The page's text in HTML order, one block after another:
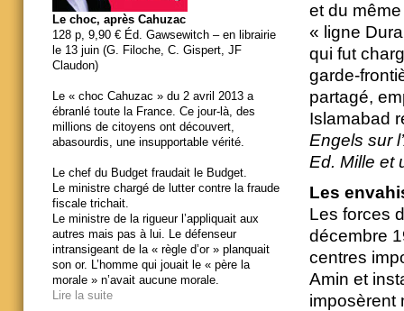
et du
« ligne
qui fut
garde-
partagé,
Islamabad
Engels sur
Ed. Mille et
Les
Les forces
décembre
centres
Amin et
imposèrent
Le choc, après Cahuzac
128 p, 9,90 € Éd. Gawsewitch – en librairie
le 13 juin (G. Filoche, C. Gispert, JF
Claudon)
Le « choc Cahuzac » du 2 avril 2013 a
ébranlé toute la France. Ce jour-là, des
millions de citoyens ont découvert,
abasourdis, une insupportable vérité.
Le chef du Budget fraudait le Budget.
Le ministre chargé de lutter contre la fraude
fiscale trichait.
Le ministre de la rigueur l’appliquait aux
autres mais pas à lui. Le défenseur
intransigeant de la « règle d’or » planquait
son or. L’homme qui jouait le « père la
morale » n’avait aucune morale.
Lire la suite